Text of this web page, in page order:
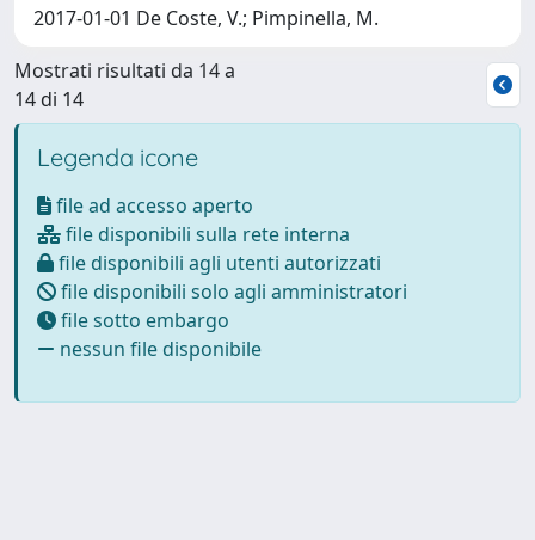
2017-01-01 De Coste, V.; Pimpinella, M.
Mostrati risultati da 14 a
14 di 14
Legenda icone
file ad accesso aperto
file disponibili sulla rete interna
file disponibili agli utenti autorizzati
file disponibili solo agli amministratori
file sotto embargo
nessun file disponibile